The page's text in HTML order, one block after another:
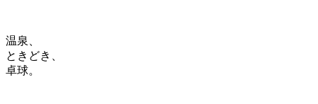
温泉、
ときどき、
卓球。